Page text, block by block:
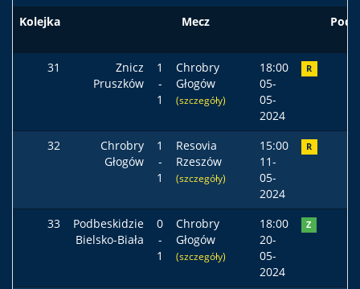
Kolejka Mecz
31
Znicz
Pruszków
1
-
1
Chrobry
Głogów
(szczegóły)
18:00
05-
05-
2024
R
32
Chrobry
Głogów
1
-
1
Resovia
Rzeszów
(szczegóły)
15:00
11-
05-
2024
R
33
Podbeskidzie
Bielsko-Biała
0
-
1
Chrobry
Głogów
(szczegóły)
18:00
20-
05-
2024
Z